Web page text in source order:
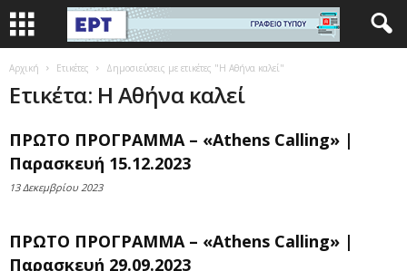
Αρχική Ετικέτες Δημοσιεύσεις με ετικέτες "Η Αθήνα καλεί"
Ετικέτα: Η Αθήνα καλεί
ΠΡΩΤΟ ΠΡΟΓΡΑΜΜΑ – «Athens Calling» |
Παρασκευή 15.12.2023
13 Δεκεμβρίου 2023
ΠΡΩΤΟ ΠΡΟΓΡΑΜΜΑ – «Athens Calling» |
Παρασκευή 29.09.2023